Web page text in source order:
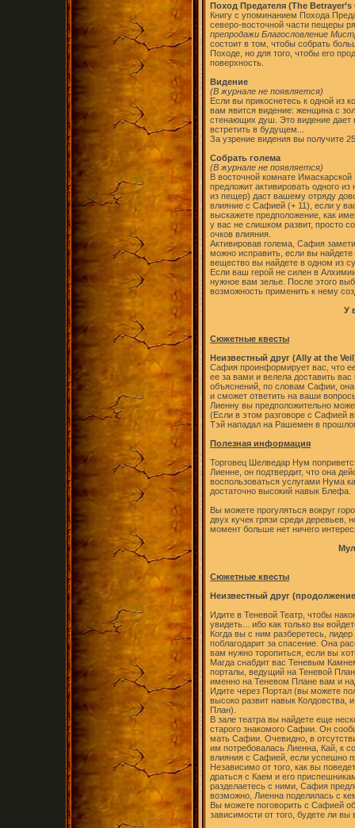
Поход Предателя (The Betrayer’s
Книгу с упоминанием Похода
северо-восточной части пещеры
препродажи Благословление
состоит в том, чтобы собрать
Походе, но для того, чтобы его
поверхность.
Видение
(В журнале не появляется)
Если вы прикоснетесь к одной из
вам явится видение: женщина с
стенающих душ. Это видение дает
встретить в будущем...
За узрение видения вы получите
Собрать голема
(В журнале не появляется)
В восточной комнате
предложит активировать одного
из пещер) даст вашему отряду
влияние с Сафией (+ 11), если у
выскажете предположение, как
у вас не слишком развит, просто
очков влияния.
Активировав голема, Сафия
можно исправить, если вы
вещество вы найдете в одном из
Если ваш герой не силен в
нужное вам зелье. После этого
возможность применить к нему
У
Сюжетные квесты
Неизвестный друг (Ally at the
Сафия проинформирует вас, что
ее за вами и велела доставить
объяснений, по словам Сафии,
и сможет ответить на ваши
Лиенну вы предположительно
(Если в этом разговоре с Сафией
Тэй нападал на Рашемен в
Полезная информация
Торговец Шелведар Нум
Лиенне, он подтвердит, что она
воспользоваться услугами Нума
достаточно высокий навык Блефа.
Вы можете прогуляться вокруг
двух кучек грязи среди деревьев,
момент больше нет ничего
Сюжетные квесты
Неизвестный друг
Идите в Теневой Театр, чтобы
увидеть... ибо как только вы
Когда вы с ним разберетесь,
поблагодарит за спасение. Она
вам нужно торопиться, если вы
Магда снабдит вас Теневым
порталы, ведущий на Теневой
именно на Теневом Плане вам и
Идите через Портал (вы можете
высоко развит навык Колдовства,
План).
В зале театра вы найдете еще
старого знакомого Сафии. Он
мать Сафии. Очевидно, в
им потребовалась Лиенна, Кай, к
влияния с Сафией, если успешно
Независимо от того, как вы
драться с Каем и его
разделаетесь с ними, Сафия
возможно, Лиенна поделилась с
Вы можете поговорить с Сафией
зависимости от того, будете ли